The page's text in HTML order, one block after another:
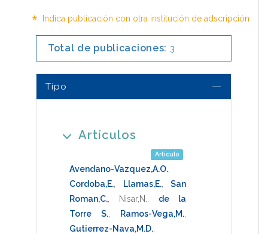
* Indica publicación con otra institución de adscripción
Total de publicaciones: 3
Tipo
Artículos
Artículo
Avendano-Vazquez,A.O.
Cordoba,E.
Llamas,E., San
Roman,C.
Nisar,N.
de la
Torre S.
Ramos-Vega,M.
Gutierrez-Nava,M.D.